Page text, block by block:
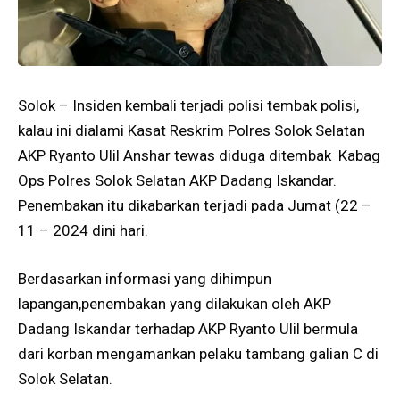
Solok – Insiden kembali terjadi polisi tembak polisi,
kalau ini dialami Kasat Reskrim Polres Solok Selatan
AKP Ryanto Ulil Anshar tewas diduga ditembak Kabag
Ops Polres Solok Selatan AKP Dadang Iskandar.
Penembakan itu dikabarkan terjadi pada Jumat (22 –
11 – 2024 dini hari.
Berdasarkan informasi yang dihimpun
lapangan,penembakan yang dilakukan oleh AKP
Dadang Iskandar terhadap AKP Ryanto Ulil bermula
dari korban mengamankan pelaku tambang galian C di
Solok Selatan.